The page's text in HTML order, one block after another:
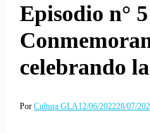
Episodio n°
celebrando
Por Cultura GLA12/06/202228/07/